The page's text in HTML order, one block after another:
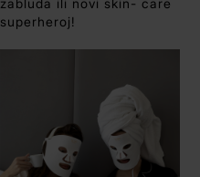
zabluda ili novi skin- care
superheroj!